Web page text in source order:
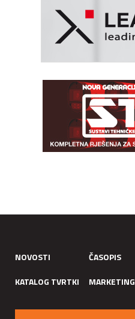
NOVOSTI ČASOPIS
KATALOG TVRTKI
MARKETING